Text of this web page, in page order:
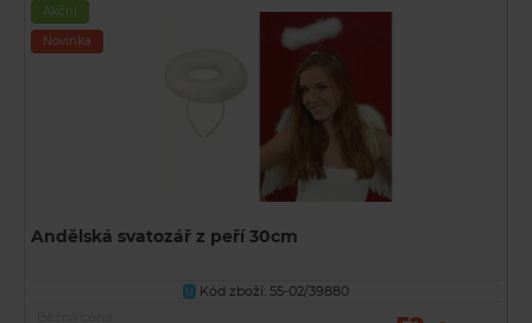
Akční
Novinka
Andělská svatozář z peří 30cm
U
Kód zboží: 55-02/39880